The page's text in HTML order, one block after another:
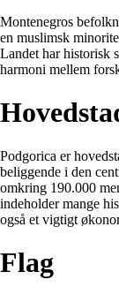
Montenegros
en muslimsk
Landet har historisk
harmoni mellem
Podgorica er
beliggende i den
omkring 190.000
indeholder mange
også et vigtigt
Flag